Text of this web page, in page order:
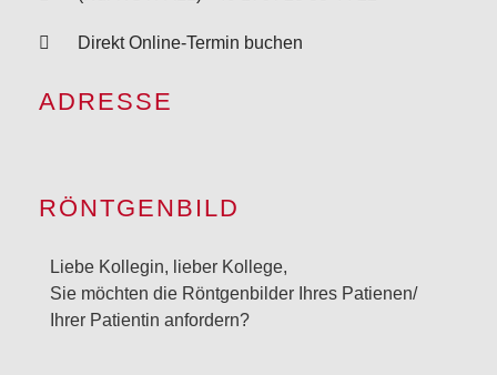
Direkt Online-Termin buchen
ADRESSE
RÖNTGENBILD
Liebe Kollegin, lieber Kollege,
Sie möchten die Röntgenbilder Ihres Patienen/
Ihrer Patientin anfordern?